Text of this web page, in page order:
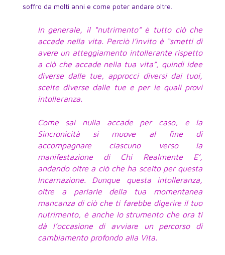
soffro da molti anni e come poter andare oltre.
In generale, il “nutrimento” è tutto ciò che
accade nella vita. Perciò l’invito è “smetti di
avere un atteggiamento intollerante rispetto
a ciò che accade nella tua vita”, quindi idee
diverse dalle tue, approcci diversi dai tuoi,
scelte diverse dalle tue e per le quali provi
intolleranza.
Come sai nulla accade per caso, e la
Sincronicità si muove al fine di
accompagnare ciascuno verso la
manifestazione di Chi Realmente E’,
andando oltre a ciò che ha scelto per questa
Incarnazione. Dunque questa intolleranza,
oltre a parlarle della tua momentanea
mancanza di ciò che ti farebbe digerire il tuo
nutrimento, è anche lo strumento che ora ti
dà l’occasione di avviare un percorso di
cambiamento profondo alla Vita.